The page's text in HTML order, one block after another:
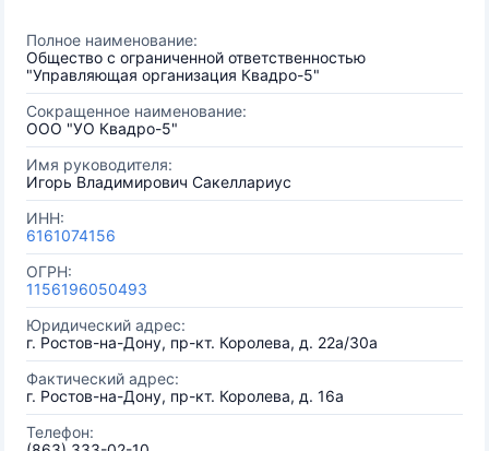
Полное наименование:
Общество с ограниченной ответственностью
"Управляющая организация Квадро-5"
Сокращенное наименование:
ООО "УО Квадро-5"
Имя руководителя:
Игорь Владимирович Сакеллариус
ИНН:
6161074156
ОГРН:
1156196050493
Юридический адрес:
г. Ростов-на-Дону, пр-кт. Королева, д. 22а/30а
Фактический адрес:
г. Ростов-на-Дону, пр-кт. Королева, д. 16а
Телефон: